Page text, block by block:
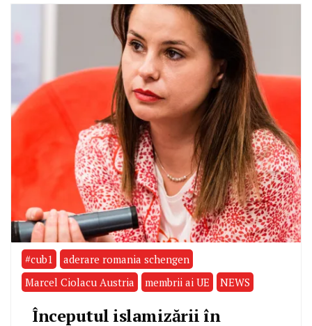
#cub1
aderare romania schengen
Marcel Ciolacu Austria
membrii ai UE NEWS
Începutul islamizării în